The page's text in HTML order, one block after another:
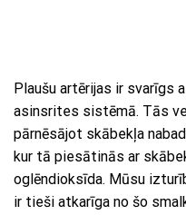
Plaušu artērijas ir svarīgs
asinsrites sistēmā. Tās
pārnēsājot skābekļa
kur tā piesātinās ar
oglēndioksīda. Mūsu
ir tieši atkarīga no šo